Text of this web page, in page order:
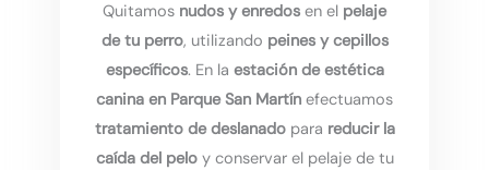
Quitamos nudos y enredos en el pelaje
de tu perro, utilizando peines y cepillos
específicos. En la estación de estética
canina en Parque San Martín efectuamos
tratamiento de deslanadopara reducir la
caída del peloy conservar el pelaje de tu